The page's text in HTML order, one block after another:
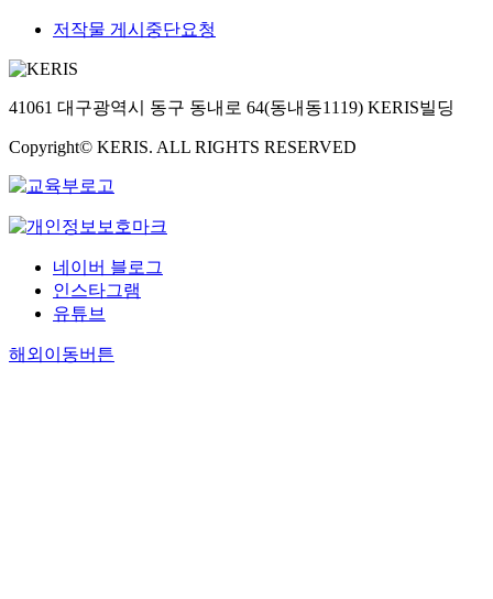
저작물 게시중단요청
41061 대구광역시 동구 동내로 64(동내동1119) KERIS빌딩
Copyright© KERIS. ALL RIGHTS RESERVED
네이버 블로그
인스타그램
유튜브
해외이동버튼